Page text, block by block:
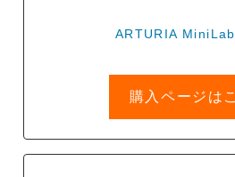
ARTURIA
購入ページは